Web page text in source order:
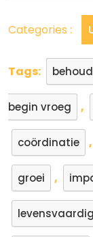
Categories :
Tags:
begin vroeg ,
coördinatie ,
groei ,